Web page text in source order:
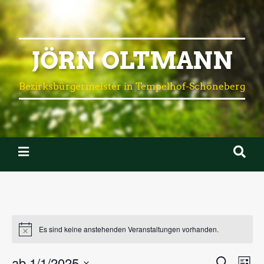
JÖRN OLTMANN
Bezirksbürgermeister in Tempelhof-Schöneberg
Es sind keine anstehenden Veranstaltungen vorhanden.